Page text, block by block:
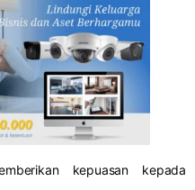
kepuasan kepada